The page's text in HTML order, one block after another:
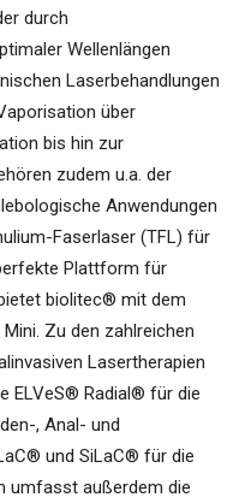
durch
Wellenlängen
Laserbehandlungen
über
bis hin zur
zudem u.a. der
Anwendungen
Faserlaser (TFL) für
Plattform für
biolitec® mit dem
Zu den zahlreichen
Lasertherapien
ELVeS® Radial® für die
, Anal- und
und SiLaC® für die
umfasst außerdem die